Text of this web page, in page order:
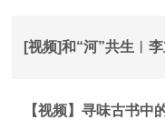
【视频】寻味古书中